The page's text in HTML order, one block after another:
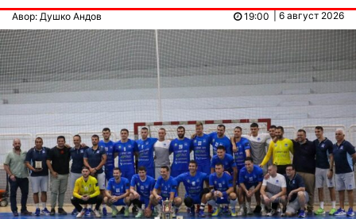
Авор: Душко Андов | 6 август 2026
19:00